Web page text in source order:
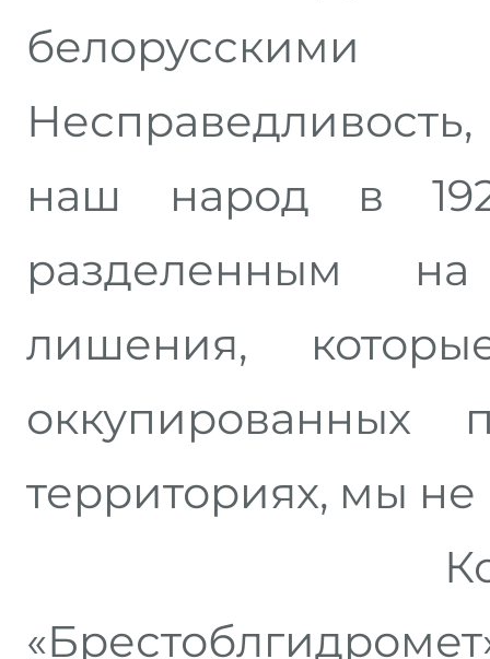
наш народ в
разделенным
лишения,
оккупированных
территориях, мы